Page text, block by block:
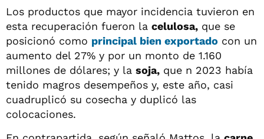
Los productos que mayor incidencia tuvieron en
esta recuperación fueron la celulosa, que se
posicionó como principal bien exportado con un
aumento del 27% y por un monto de 1.160
millones de dólares; y la soja, que n 2023 había
tenido magros desempeños y, este año, casi
cuadruplicó su cosecha y duplicó las
colocaciones.